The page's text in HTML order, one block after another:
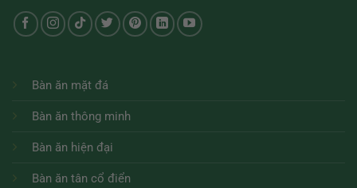
Bàn ăn mặt đá
Bàn ăn thông minh
Bàn ăn hiện đại
Bàn ăn tân cổ điển